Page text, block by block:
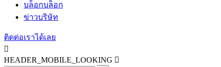
บล็อกบล็อก
ข่าวบริษัท
ติดต่อเราได้เลย

HEADER_MOBILE_LOOKING 